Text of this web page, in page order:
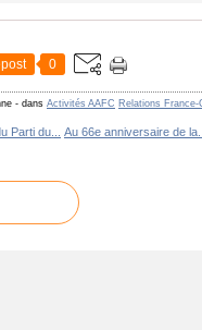
0
- dans Activités AAFC Relations France-
Parti du... Au 66e anniversaire de